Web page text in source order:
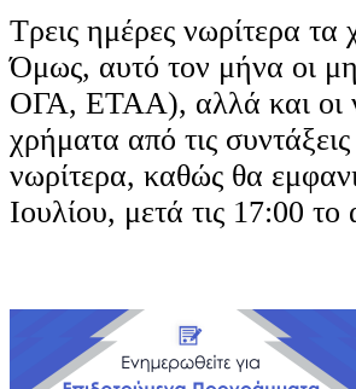
Τρεις ημέρες νωρίτερα
Όμως, αυτό τον μήνα οι
ΟΓΑ, ΕΤΑΑ), αλλά και οι
χρήματα από τις
νωρίτερα, καθώς θα
Ιουλίου, μετά τις 17:00